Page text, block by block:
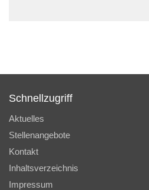
Schnellzugriff
Aktuelles
Stellenangebote
Kontakt
Inhaltsverzeichnis
Impressum